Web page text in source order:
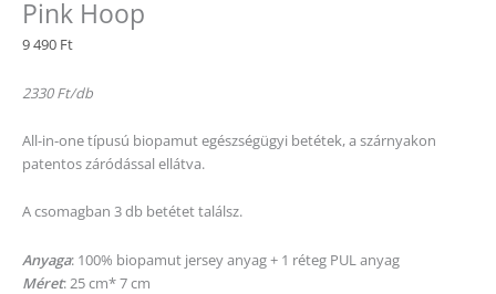
Pink Hoop
9 490 Ft
2330 Ft/db
All-in-one típusú biopamut egészségügyi betétek, a szárnyakon
patentos záródással ellátva.
A csomagban 3 db betétet találsz.
Anyaga: 100% biopamut jersey anyag + 1 réteg PUL anyag
Méret: 25 cm* 7 cm